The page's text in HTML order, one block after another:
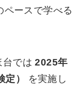
ペースで学べる
台では2025年
）
を実施し